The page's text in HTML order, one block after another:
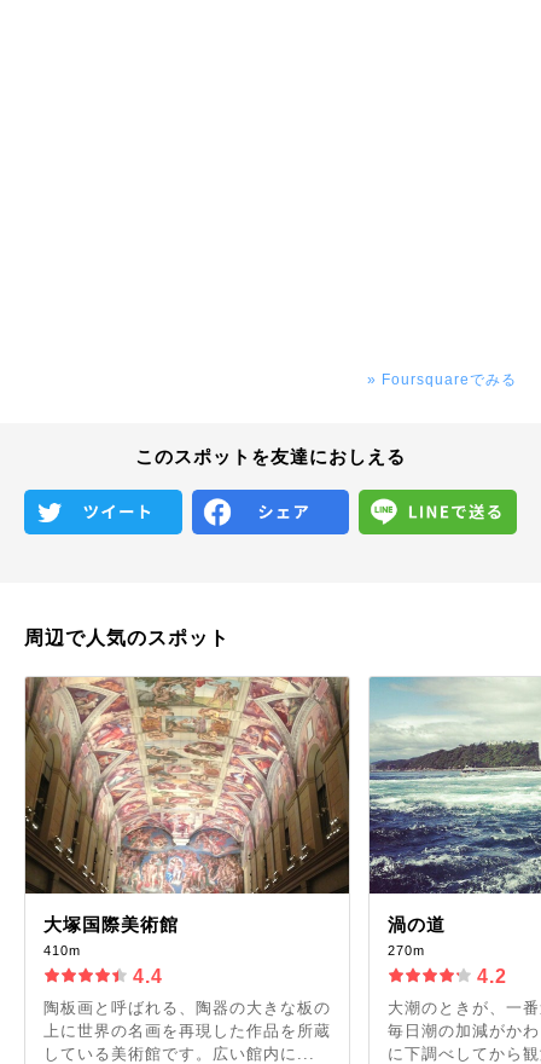
» Foursquareでみる
このスポットを友達におしえる
周辺で人気のスポット
大塚国際美術館
410m
4.4
陶板画と呼ばれる、陶器の大きな板の
上に世界の名画を再現した作品を所蔵
している美術館です。広い館内に...
渦の道
270m
4.2
大潮のときが、一
毎日潮の加減がか
に下調べしてから